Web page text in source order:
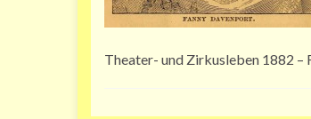
Theater- und Zirkusleben 1882 –